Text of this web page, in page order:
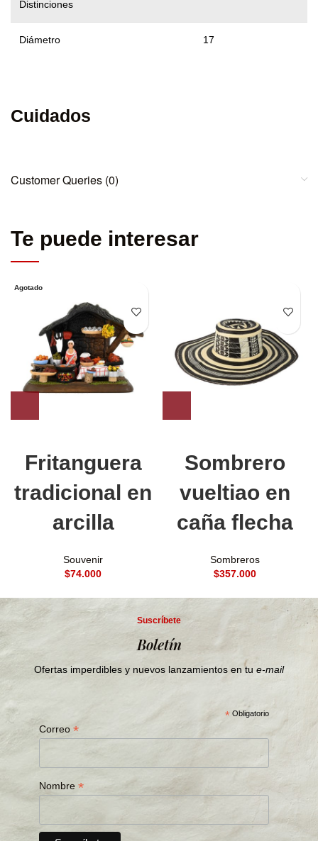
Distinciones
Diámetro 17
Cuidados
Customer Queries (0)
Te puede interesar
Agotado
Fritanguera
tradicional en
arcilla
Souvenir
$
Sombrero
vueltiao en
caña flecha
Sombreros
$
Suscríbete
Boletín
Ofertas imperdibles y nuevos lanzamientos en tu e-mail
* Obligatorio
Correo*
Nombre*